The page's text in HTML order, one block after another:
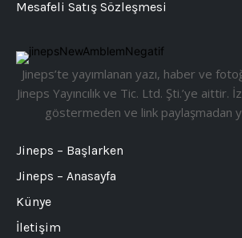
Jineps’te yayımlanan yazı, haber ve
Jineps Yayıncılık ve Tic. Ltd. Şti.’ye aittir.
göstermeden ve link paylaşmadan
Jineps – Başlarken
Jineps – Anasayfa
Künye
İletişim
Mesafeli Satış Sözleşmesi